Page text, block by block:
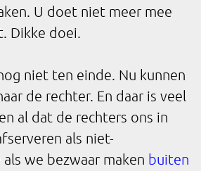
U doet niet meer mee
Dikke doei.
niet ten einde. Nu kunnen
de rechter. En daar is veel
al dat de rechters ons in
als niet-
we bezwaar maken buiten